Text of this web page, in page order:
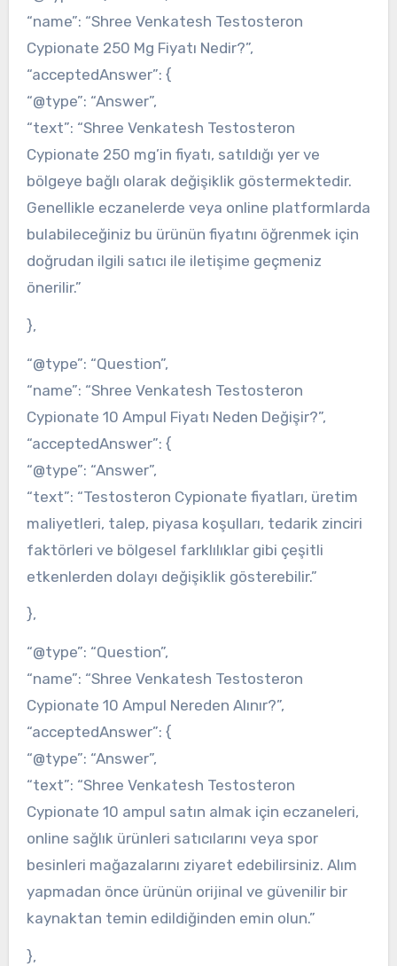
“name”: “Shree Venkatesh Testosteron
Cypionate 250 Mg Fiyatı Nedir?”,
“acceptedAnswer”: {
“@type”: “Answer”,
“text”: “Shree Venkatesh Testosteron
Cypionate 250 mg’in fiyatı, satıldığı yer ve
bölgeye bağlı olarak değişiklik göstermektedir.
Genellikle eczanelerde veya online platformlarda
bulabileceğiniz bu ürünün fiyatını öğrenmek için
doğrudan ilgili satıcı ile iletişime geçmeniz
önerilir.”
},
“@type”: “Question”,
“name”: “Shree Venkatesh Testosteron
Cypionate 10 Ampul Fiyatı Neden Değişir?”,
“acceptedAnswer”: {
“@type”: “Answer”,
“text”: “Testosteron Cypionate fiyatları, üretim
maliyetleri, talep, piyasa koşulları, tedarik zinciri
faktörleri ve bölgesel farklılıklar gibi çeşitli
etkenlerden dolayı değişiklik gösterebilir.”
},
“@type”: “Question”,
“name”: “Shree Venkatesh Testosteron
Cypionate 10 Ampul Nereden Alınır?”,
“acceptedAnswer”: {
“@type”: “Answer”,
“text”: “Shree Venkatesh Testosteron
Cypionate 10 ampul satın almak için eczaneleri,
online sağlık ürünleri satıcılarını veya spor
besinleri mağazalarını ziyaret edebilirsiniz. Alım
yapmadan önce ürünün orijinal ve güvenilir bir
kaynaktan temin edildiğinden emin olun.”
},